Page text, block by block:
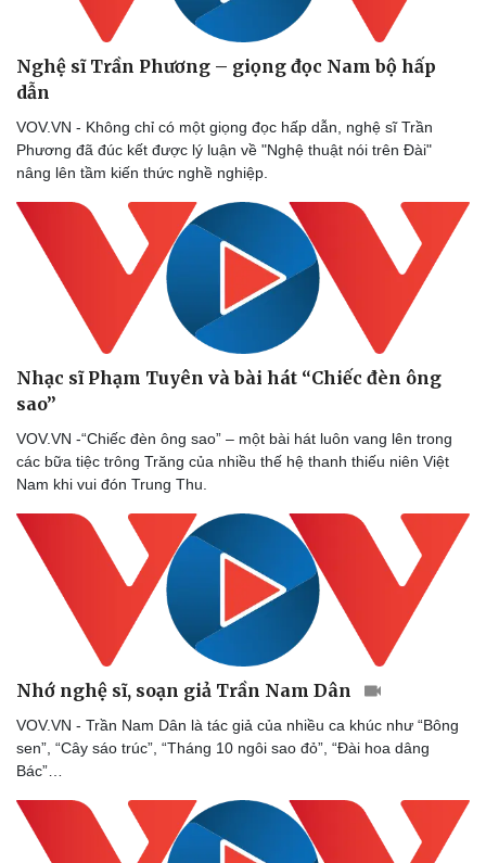
Sức khỏe
Dinh dưỡng - món ngon
Sản phụ khoa
Nam khoa
Làm đẹp - giảm cân
Phòng mạch online
Ăn sạch sống khỏe
Đời sống
Nhà đẹp
Tình yêu - Gia đình
Nghệ sĩ Trần Phương – giọng đọc Nam bộ hấp
dẫn
VOV.VN - Không chỉ có một giọng đọc hấp dẫn, nghệ sĩ Trần
Phương đã đúc kết được lý luận về "Nghệ thuật nói trên Đài"
nâng lên tầm kiến thức nghề nghiệp.
Nhạc sĩ Phạm Tuyên và bài hát “Chiếc đèn ông
sao”
VOV.VN -“Chiếc đèn ông sao” – một bài hát luôn vang lên trong
các bữa tiệc trông Trăng của nhiều thế hệ thanh thiếu niên Việt
Nam khi vui đón Trung Thu.
Nhớ nghệ sĩ, soạn giả Trần Nam Dân
VOV.VN - Trần Nam Dân là tác giả của nhiều ca khúc như “Bông
sen”, “Cây sáo trúc”, “Tháng 10 ngôi sao đỏ”, “Đài hoa dâng
Bác”…